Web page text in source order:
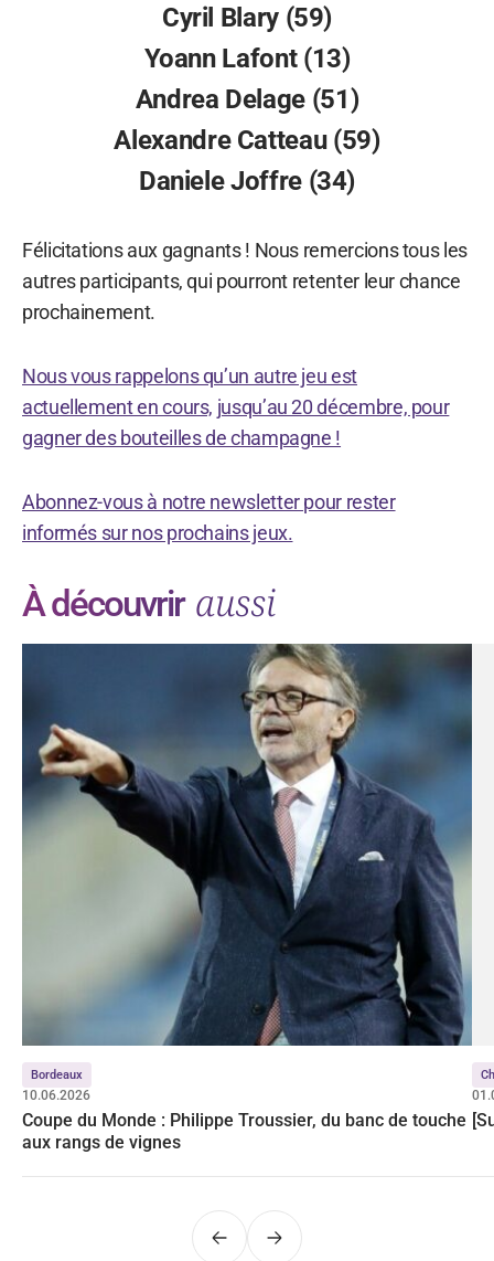
Cyril Blary (59)
Yoann Lafont (13)
Andrea Delage (51)
Alexandre Catteau (59)
Daniele Joffre (34)
Félicitations aux gagnants ! Nous remercions tous les
autres participants, qui pourront retenter leur chance
prochainement.
Nous vous rappelons qu’un autre jeu est
actuellement en cours, jusqu’au 20 décembre, pour
gagner des bouteilles de champagne !
Abonnez-vous à notre newsletter pour rester
informés sur nos prochains jeux.
À découvrir aussi
Bordeaux
10.06.2026
Coupe du Monde : Philippe Troussier, du banc de touche
aux rangs de vignes
PrécédentSuivant